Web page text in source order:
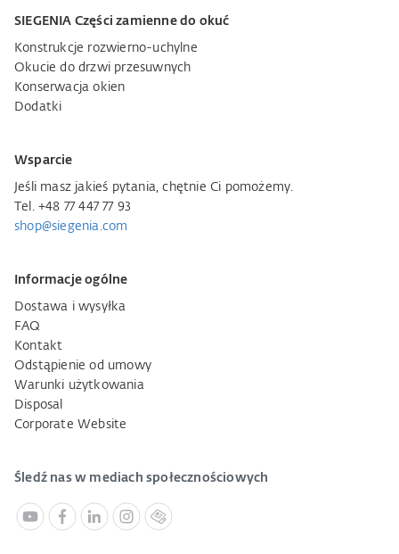
SIEGENIA Części zamienne do okuć
Konstrukcje rozwierno-uchylne
Okucie do drzwi przesuwnych
Konserwacja okien
Dodatki
Wsparcie
Jeśli masz jakieś pytania, chętnie Ci pomożemy.
Tel. +48 77 447 77 93
shop@siegenia.com
Informacje ogólne
Dostawa i wysyłka
FAQ
Kontakt
Odstąpienie od umowy
Warunki użytkowania
Disposal
Corporate Website
Śledź nas w mediach społecznościowych